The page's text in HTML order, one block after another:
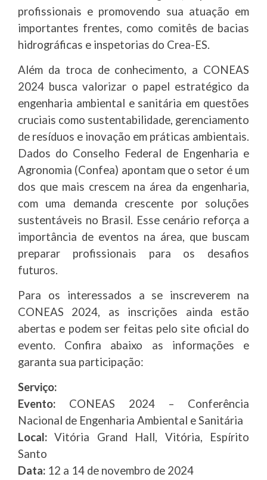
profissionais e promovendo sua atuação em
importantes frentes, como comitês de bacias
hidrográficas e inspetorias do Crea-ES.
Além da troca de conhecimento, a CONEAS
2024 busca valorizar o papel estratégico da
engenharia ambiental e sanitária em questões
cruciais como sustentabilidade, gerenciamento
de resíduos e inovação em práticas ambientais.
Dados do Conselho Federal de Engenharia e
Agronomia (Confea) apontam que o setor é um
dos que mais crescem na área da engenharia,
com uma demanda crescente por soluções
sustentáveis no Brasil. Esse cenário reforça a
importância de eventos na área, que buscam
preparar profissionais para os desafios
futuros.
Para os interessados a se inscreverem na
CONEAS 2024, as inscrições ainda estão
abertas e podem ser feitas pelo site oficial do
evento. Confira abaixo as informações e
garanta sua participação:
Serviço:
Evento: CONEAS 2024 – Conferência
Nacional de Engenharia Ambiental e Sanitária
Local: Vitória Grand Hall, Vitória, Espírito
Santo
Data: 12 a 14 de novembro de 2024